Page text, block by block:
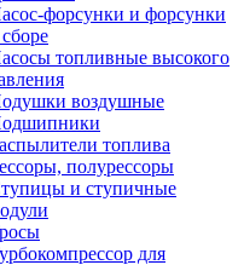
форсунки и форсунки
топливные высокого
воздушные
топлива
полурессоры
и ступичные
для